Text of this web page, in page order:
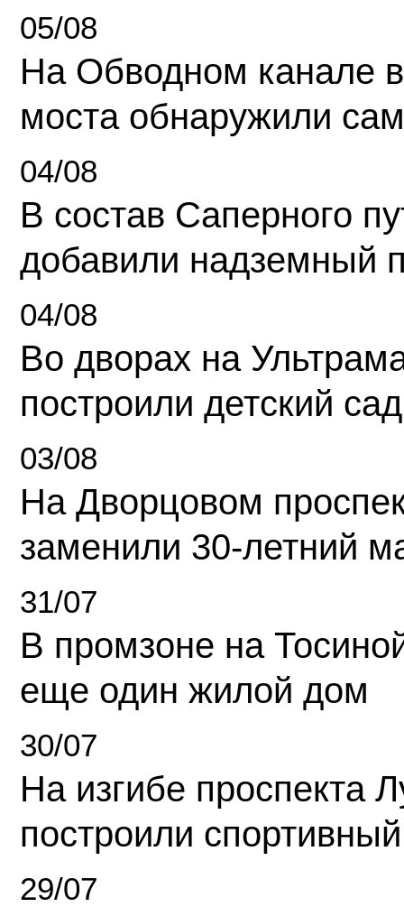
05/08
На Обводном канале
моста обнаружили
04/08
В состав Саперного
добавили надземный
04/08
Во дворах на
построили детский сад
03/08
На Дворцовом
заменили 30-летний
31/07
В промзоне на
еще один жилой дом
30/07
На изгибе проспекта
построили
29/07